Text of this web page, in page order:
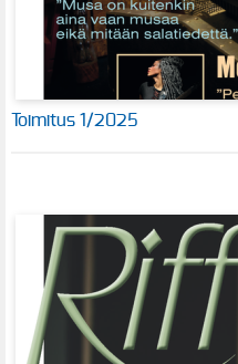
Toimitus 1/2025